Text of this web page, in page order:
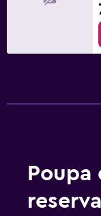
Poupa